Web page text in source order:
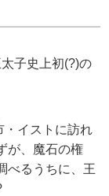
子史上初(?)の
・イストに訪れ
が、魔石の権
べるうちに、王